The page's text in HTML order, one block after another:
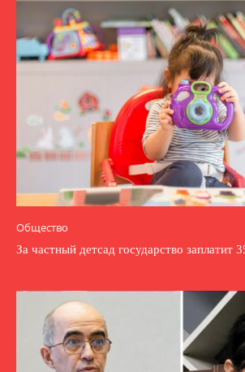
Общество
За частный детсад государство заплатит